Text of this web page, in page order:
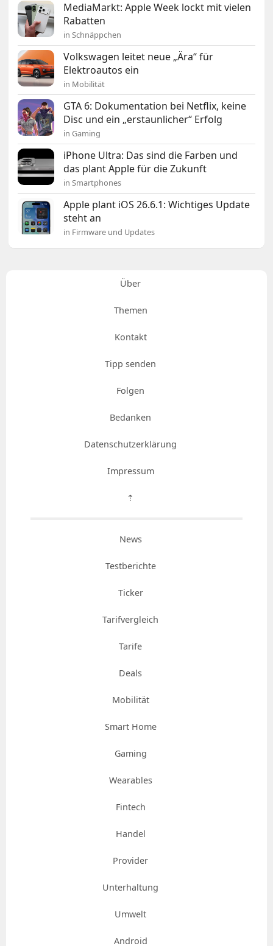
MediaMarkt: Apple Week lockt mit vielen
Rabatten
in Schnäppchen
Volkswagen leitet neue „Ära“ für
Elektroautos ein
in Mobilität
GTA 6: Dokumentation bei Netflix, keine
Disc und ein „erstaunlicher“ Erfolg
in Gaming
iPhone Ultra: Das sind die Farben und
das plant Apple für die Zukunft
in Smartphones
Apple plant iOS 26.6.1: Wichtiges Update
steht an
in Firmware und Updates
Über
Themen
Kontakt
Tipp senden
Folgen
Bedanken
Datenschutzerklärung
Impressum
⇡
News
Testberichte
Ticker
Tarifvergleich
Tarife
Deals
Mobilität
Smart Home
Gaming
Wearables
Fintech
Handel
Provider
Unterhaltung
Umwelt
Android